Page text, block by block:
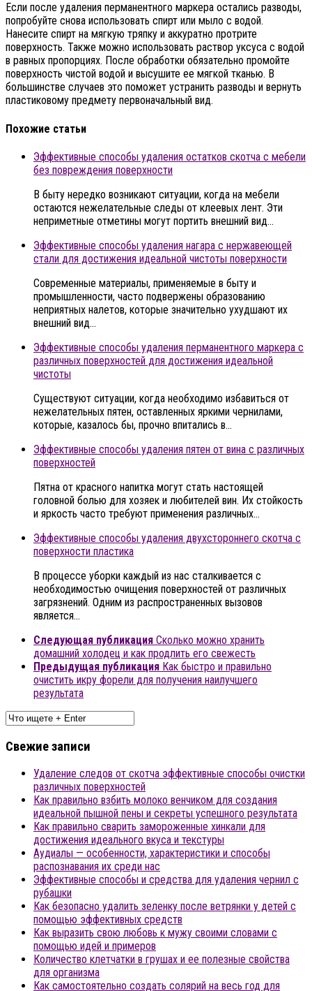
Если после удаления перманентного маркера остались разводы,
попробуйте снова использовать спирт или мыло с водой.
Нанесите спирт на мягкую тряпку и аккуратно протрите
поверхность. Также можно использовать раствор уксуса с водой
в равных пропорциях. После обработки обязательно промойте
поверхность чистой водой и высушите ее мягкой тканью. В
большинстве случаев это поможет устранить разводы и вернуть
пластиковому предмету первоначальный вид.
Похожие статьи
Эффективные способы удаления остатков скотча с мебели
без повреждения поверхности
В быту нередко возникают ситуации, когда на мебели
остаются нежелательные следы от клеевых лент. Эти
неприметные отметины могут портить внешний вид…
Эффективные способы удаления нагара с нержавеющей
стали для достижения идеальной чистоты поверхности
Современные материалы, применяемые в быту и
промышленности, часто подвержены образованию
неприятных налетов, которые значительно ухудшают их
внешний вид…
Эффективные способы удаления перманентного маркера с
различных поверхностей для достижения идеальной
чистоты
Существуют ситуации, когда необходимо избавиться от
нежелательных пятен, оставленных яркими чернилами,
которые, казалось бы, прочно впитались в…
Эффективные способы удаления пятен от вина с различных
поверхностей
Пятна от красного напитка могут стать настоящей
головной болью для хозяек и любителей вин. Их стойкость
и яркость часто требуют применения различных…
Эффективные способы удаления двухстороннего скотча с
поверхности пластика
В процессе уборки каждый из нас сталкивается с
необходимостью очищения поверхностей от различных
загрязнений. Одним из распространенных вызовов
является…
Следующая публикация Сколько можно хранить
домашний холодец и как продлить его свежесть
Предыдущая публикация Как быстро и правильно
очистить икру форели для получения наилучшего
результата
Свежие записи
Удаление следов от скотча эффективные способы очистки
различных поверхностей
Как правильно взбить молоко венчиком для создания
идеальной пышной пены и секреты успешного результата
Как правильно сварить замороженные хинкали для
достижения идеального вкуса и текстуры
Аудиалы — особенности, характеристики и способы
распознавания их среди нас
Эффективные способы и средства для удаления чернил с
рубашки
Как безопасно удалить зеленку после ветрянки у детей с
помощью эффективных средств
Как выразить свою любовь к мужу своими словами с
помощью идей и примеров
Количество клетчатки в грушах и ее полезные свойства
для организма
Как самостоятельно создать солярий на весь год для